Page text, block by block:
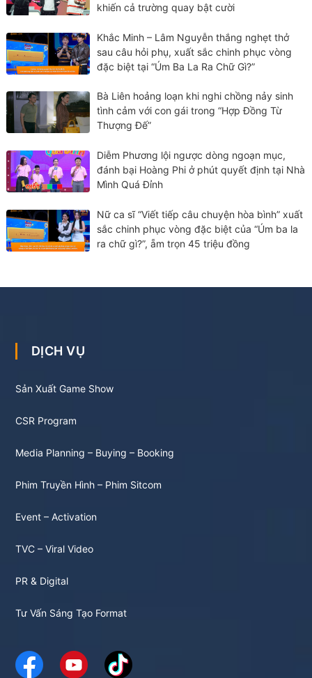
khiến cả trường quay bật cười
Khắc Minh – Lâm Nguyễn thắng nghẹt thở
sau câu hỏi phụ, xuất sắc chinh phục vòng
đặc biệt tại “Úm Ba La Ra Chữ Gì?”
Bà Liên hoảng loạn khi nghi chồng nảy sinh
tình cảm với con gái trong “Hợp Đồng Từ
Thượng Đế”
Diễm Phương lội ngược dòng ngoạn mục,
đánh bại Hoàng Phi ở phút quyết định tại Nhà
Mình Quá Đỉnh
Nữ ca sĩ “Viết tiếp câu chuyện hòa bình” xuất
sắc chinh phục vòng đặc biệt của “Úm ba la
ra chữ gì?”, ẵm trọn 45 triệu đồng
DỊCH VỤ
Sản Xuất Game Show
CSR Program
Media Planning – Buying – Booking
Phim Truyền Hình – Phim Sitcom
Event – Activation
TVC – Viral Video
PR & Digital
Tư Vấn Sáng Tạo Format